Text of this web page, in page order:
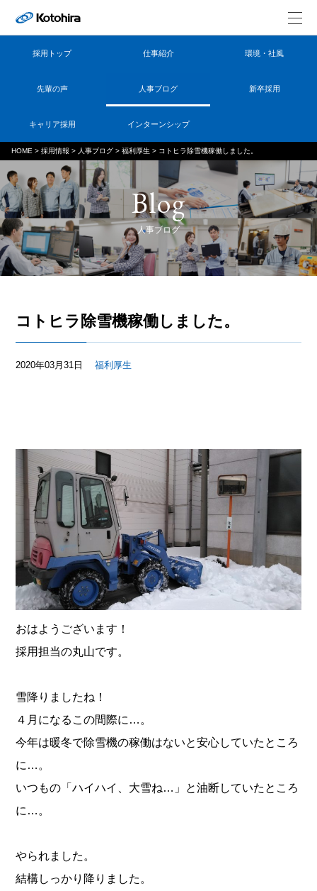
採用トップ 仕事紹介 環境・社風
先輩の声 人事ブログ 新卒採用
キャリア採用 インターンシップ
HOME > 採用情報 > 人事ブログ > 福利厚生 > コトヒラ除雪機稼働しました。
Blog
人事ブログ
コトヒラ除雪機稼働しました。
2020年03月31日福利厚生
おはようございます！
採用担当の丸山です。
雪降りましたね！
４月になるこの間際に…。
今年は暖冬で除雪機の稼働はないと安心していたところ
に…。
いつもの「ハイハイ、大雪ね…」と油断していたところ
に…。
やられました。
結構しっかり降りました。